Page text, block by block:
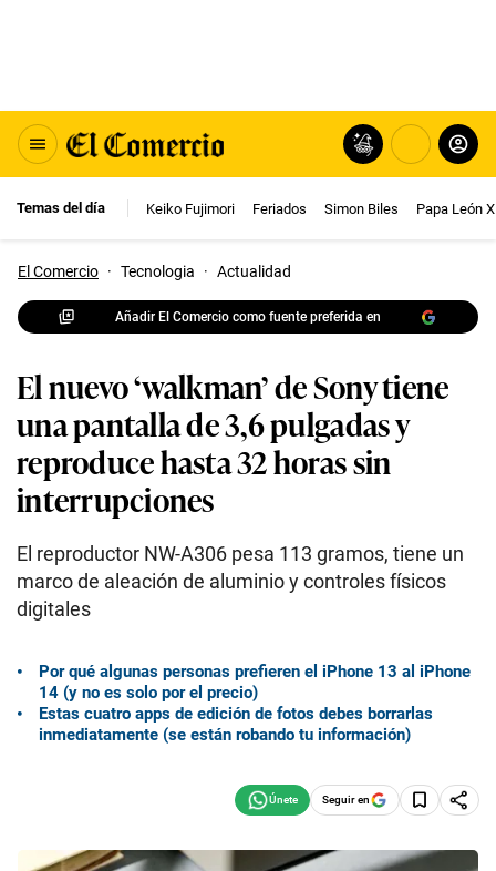
Temas del día Keiko Fujimori Feriados Simon Biles Papa León
El Comercio · Tecnologia · Actualidad
Añadir El Comercio como fuente preferida en
El nuevo ‘walkman’ de Sony tiene
una pantalla de 3,6 pulgadas y
reproduce hasta 32 horas sin
interrupciones
El reproductor NW-A306 pesa 113 gramos, tiene un
marco de aleación de aluminio y controles físicos
digitales
Por qué algunas personas prefieren el iPhone 13 al iPhone
14 (y no es solo por el precio)
Estas cuatro apps de edición de fotos debes borrarlas
inmediatamente (se están robando tu información)
Seguir en